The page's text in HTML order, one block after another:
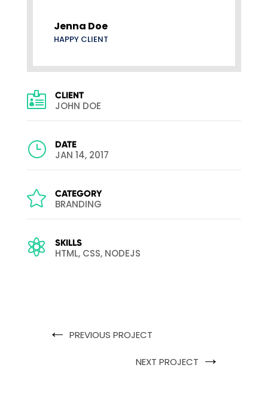
Jenna Doe
HAPPY CLIENT
 CLIENT
JOHN DOE
} DATE
JAN 14, 2017
 CATEGORY
BRANDING
 SKILLS
HTML, CSS, NODEJS
← PREVIOUS PROJECT
NEXT PROJECT →